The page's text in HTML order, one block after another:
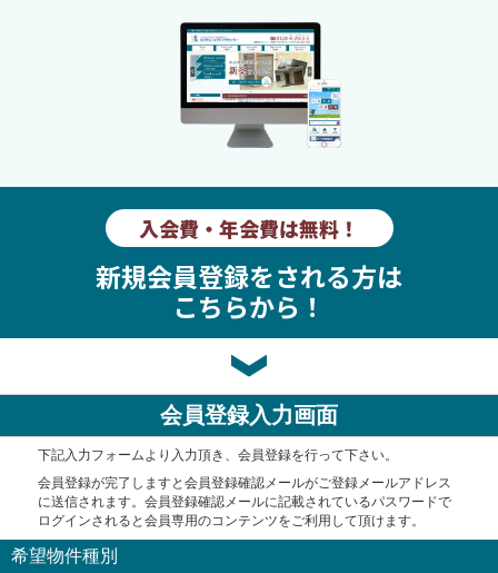
入会費・年会費は無料！
新規会員登録をされる方は
こちらから！
会員登録入力画面
下記入力フォームより入力頂き、会員登録を行って下さい。
会員登録が完了しますと会員登録確認メールがご登録メールアドレス
に送信されます。会員登録確認メールに記載されているパスワードで
ログインされると会員専用のコンテンツをご利用して頂けます。
希望物件種別